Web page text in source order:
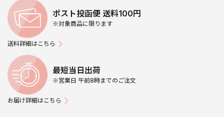
ポスト投函便 送料100円
※対象商品に限ります
送料詳細はこちら
最短当日出荷
※営業日 午前8時までのご注文
お届け詳細はこちら